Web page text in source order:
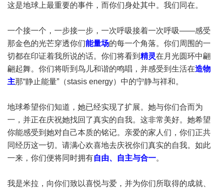
这是地球上最重要的事件，而你们身处其中。我们同在。
一个接一个，一步接一步，一次呼吸接着一次呼吸——感受
那金色的光芒穿透你们能量场的每一个角落。你们周围的一
切都在印证着我所说的话。你们将看到 精灵在月光圆环中翩
翩起舞。你们将听到鸟儿和谐的鸣唱，并感受到生活在造物
主那“静止能量”（stasis energy）中的宁静与祥和。
地球希望你们知道，她已经实现了扩展。她与你们合而为
一，并正在庆祝她找回了真实的自我。这非常美好。她希望
你能感受到她对自己本质的铭记。亲爱的家人们，你们正共
同经历这一切。请满心欢喜地去庆祝你们真实的自我。如此
一来，你们便将同时拥有自由、自主与合一。
我是米拉，向你们致以喜悦与爱，并为你们所取得的成就、